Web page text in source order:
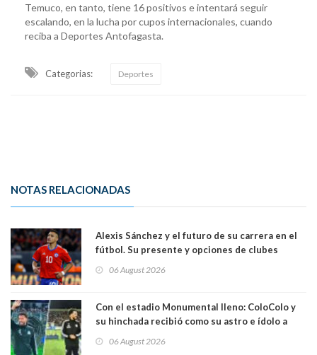
Temuco, en tanto, tiene 16 positivos e intentará seguir
escalando, en la lucha por cupos internacionales, cuando
reciba a Deportes Antofagasta.
Categorias: Deportes
NOTAS RELACIONADAS
Alexis Sánchez y el futuro de su carrera en el
fútbol. Su presente y opciones de clubes
06 August 2026
Con el estadio Monumental lleno: ColoColo y
su hinchada recibió como su astro e ídolo a
06 August 2026